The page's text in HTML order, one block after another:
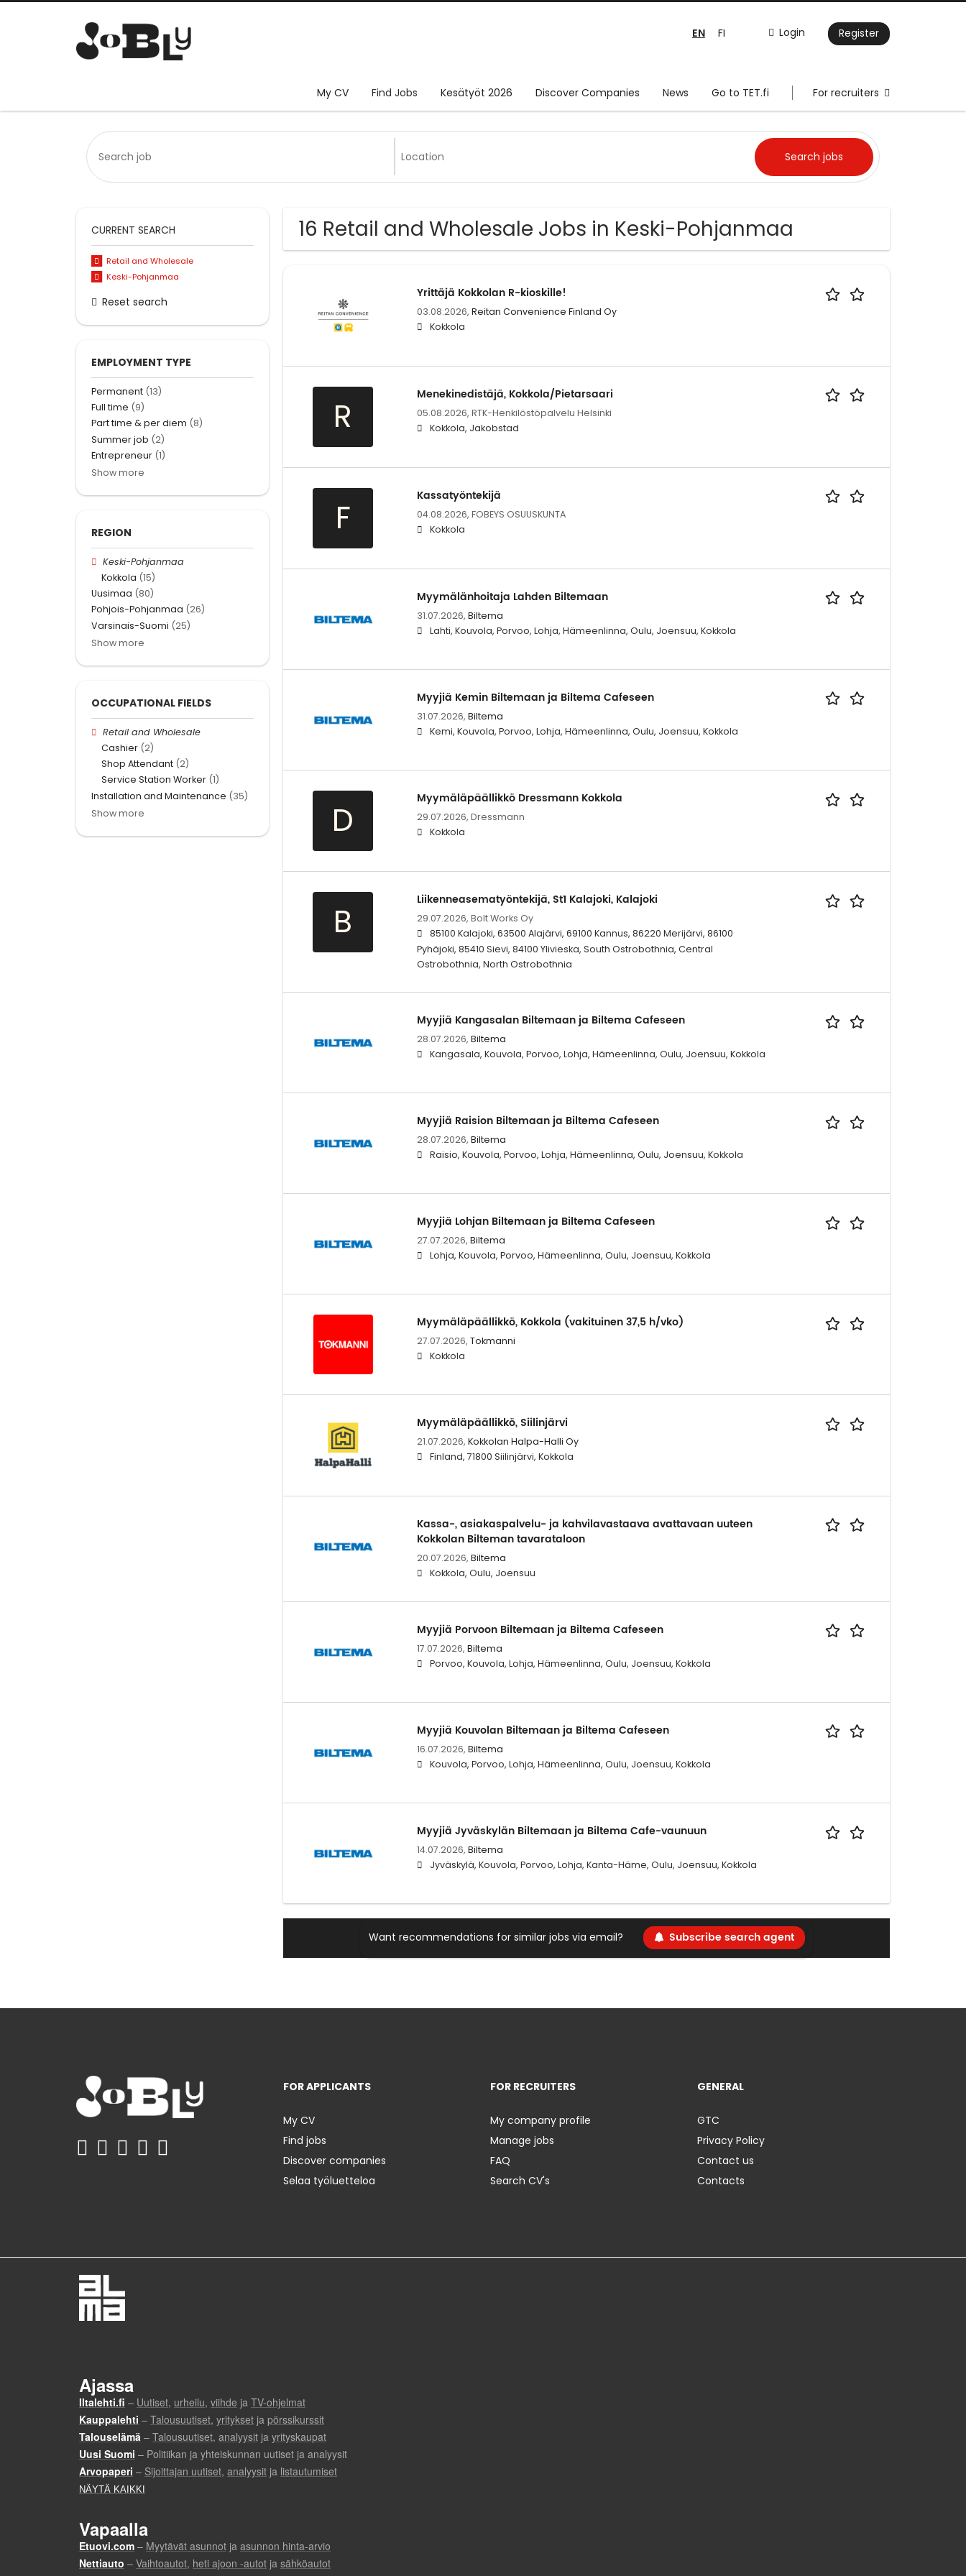
Login Register
EN FI
My CV Find Jobs Kesätyöt 2026 Discover Companies News Go to TET.fi For recruiters
16 Retail and Wholesale Jobs in Keski-Pohjanmaa
Yrittäjä Kokkolan R-kioskille!
03.08.2026, Reitan Convenience Finland Oy
Kokkola
R
Menekinedistäjä, Kokkola/Pietarsaari
05.08.2026, RTK-Henkilöstöpalvelu Helsinki
Kokkola, Jakobstad
F
Kassatyöntekijä
04.08.2026, FOBEYS OSUUSKUNTA
Kokkola
Myymälänhoitaja Lahden Biltemaan
31.07.2026, Biltema
Lahti, Kouvola, Porvoo, Lohja, Hämeenlinna, Oulu, Joensuu, Kokkola
Myyjiä Kemin Biltemaan ja Biltema Cafeseen
31.07.2026, Biltema
Kemi, Kouvola, Porvoo, Lohja, Hämeenlinna, Oulu, Joensuu, Kokkola
D
Myymäläpäällikkö Dressmann Kokkola
29.07.2026, Dressmann
Kokkola
B
Liikenneasematyöntekijä, St1 Kalajoki, Kalajoki
29.07.2026, Bolt.Works Oy
85100 Kalajoki, 63500 Alajärvi, 69100 Kannus, 86220 Merijärvi, 86100
Pyhäjoki, 85410 Sievi, 84100 Ylivieska, South Ostrobothnia, Central
Ostrobothnia, North Ostrobothnia
Myyjiä Kangasalan Biltemaan ja Biltema Cafeseen
28.07.2026, Biltema
Kangasala, Kouvola, Porvoo, Lohja, Hämeenlinna, Oulu, Joensuu, Kokkola
Myyjiä Raision Biltemaan ja Biltema Cafeseen
28.07.2026, Biltema
Raisio, Kouvola, Porvoo, Lohja, Hämeenlinna, Oulu, Joensuu, Kokkola
Myyjiä Lohjan Biltemaan ja Biltema Cafeseen
27.07.2026, Biltema
Lohja, Kouvola, Porvoo, Hämeenlinna, Oulu, Joensuu, Kokkola
Myymäläpäällikkö, Kokkola (vakituinen 37,5 h/vko)
27.07.2026, Tokmanni
Kokkola
Myymäläpäällikkö, Siilinjärvi
21.07.2026, Kokkolan Halpa-Halli Oy
Finland, 71800 Siilinjärvi, Kokkola
Kassa-, asiakaspalvelu- ja kahvilavastaava avattavaan uuteen
Kokkolan Bilteman tavarataloon
20.07.2026, Biltema
Kokkola, Oulu, Joensuu
Myyjiä Porvoon Biltemaan ja Biltema Cafeseen
17.07.2026, Biltema
Porvoo, Kouvola, Lohja, Hämeenlinna, Oulu, Joensuu, Kokkola
Myyjiä Kouvolan Biltemaan ja Biltema Cafeseen
16.07.2026, Biltema
Kouvola, Porvoo, Lohja, Hämeenlinna, Oulu, Joensuu, Kokkola
Myyjiä Jyväskylän Biltemaan ja Biltema Cafe-vaunuun
14.07.2026, Biltema
Jyväskylä, Kouvola, Porvoo, Lohja, Kanta-Häme, Oulu, Joensuu, Kokkola
Want recommendations for similar jobs via email? Subscribe search agent
CURRENT SEARCH
Retail and Wholesale
Keski-Pohjanmaa
Reset search
EMPLOYMENT TYPE
Permanent (13)
Full time (9)
Part time & per diem (8)
Summer job (2)
Entrepreneur (1)
Show more
REGION
Keski-Pohjanmaa
Kokkola (15)
Uusimaa (80)
Pohjois-Pohjanmaa (26)
Varsinais-Suomi (25)
Show more
OCCUPATIONAL FIELDS
Retail and Wholesale
Cashier (2)
Shop Attendant (2)
Service Station Worker (1)
Installation and Maintenance (35)
Show more
FOR APPLICANTS
My CV
Find jobs
Discover companies
Selaa työluetteloa
FOR RECRUITERS
My company profile
Manage jobs
FAQ
Search CV's
GENERAL
GTC
Privacy Policy
Contact us
Contacts